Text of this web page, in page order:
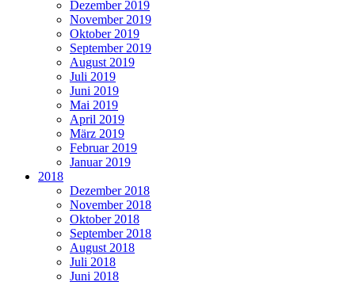
Dezember 2019
November 2019
Oktober 2019
September 2019
August 2019
Juli 2019
Juni 2019
Mai 2019
April 2019
März 2019
Februar 2019
Januar 2019
2018
Dezember 2018
November 2018
Oktober 2018
September 2018
August 2018
Juli 2018
Juni 2018